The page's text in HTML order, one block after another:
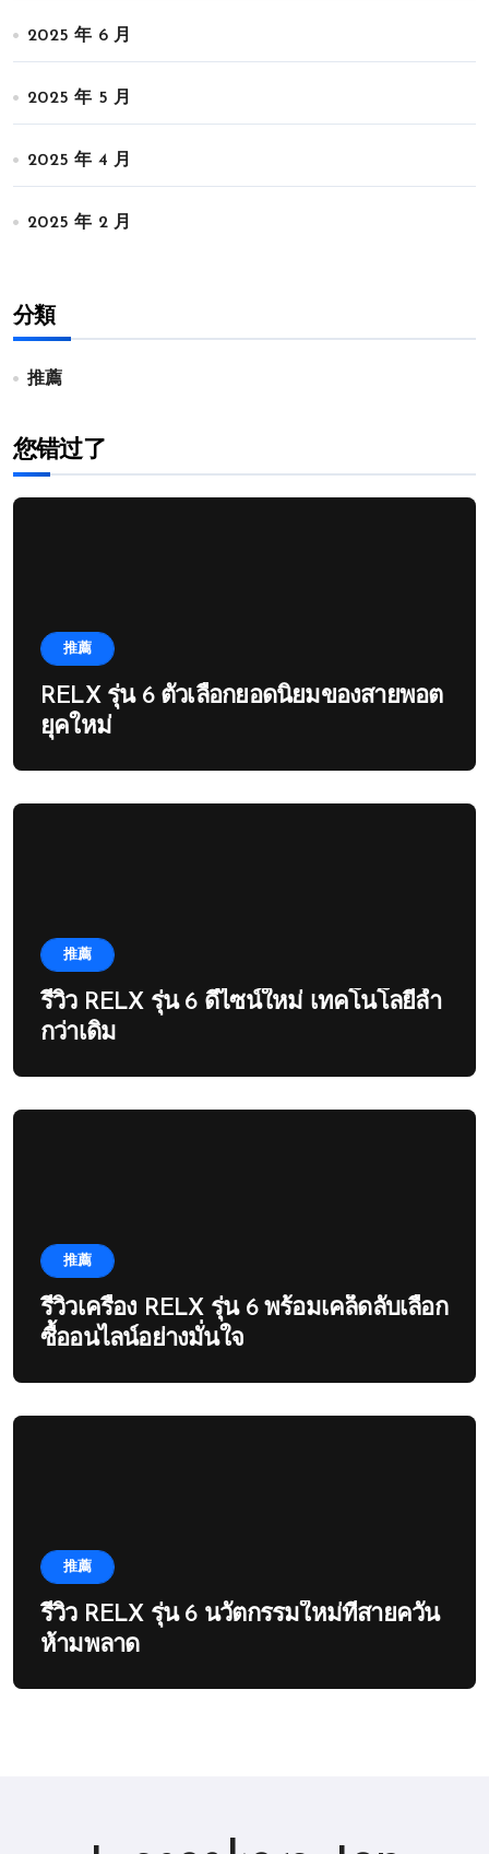
2025 年 6 月
2025 年 5 月
2025 年 4 月
2025 年 2 月
分類
推薦
您错过了
推薦
RELX รุ่น 6 ตัวเลือกยอดนิยมของสายพอต
ยุคใหม่
推薦
รีวิว RELX รุ่น 6 ดีไซน์ใหม่ เทคโนโลยีล้ำ
กว่าเดิม
推薦
รีวิวเครื่อง RELX รุ่น 6 พร้อมเคล็ดลับเลือก
ซื้ออนไลน์อย่างมั่นใจ
推薦
รีวิว RELX รุ่น 6 นวัตกรรมใหม่ที่สายควัน
ห้ามพลาด